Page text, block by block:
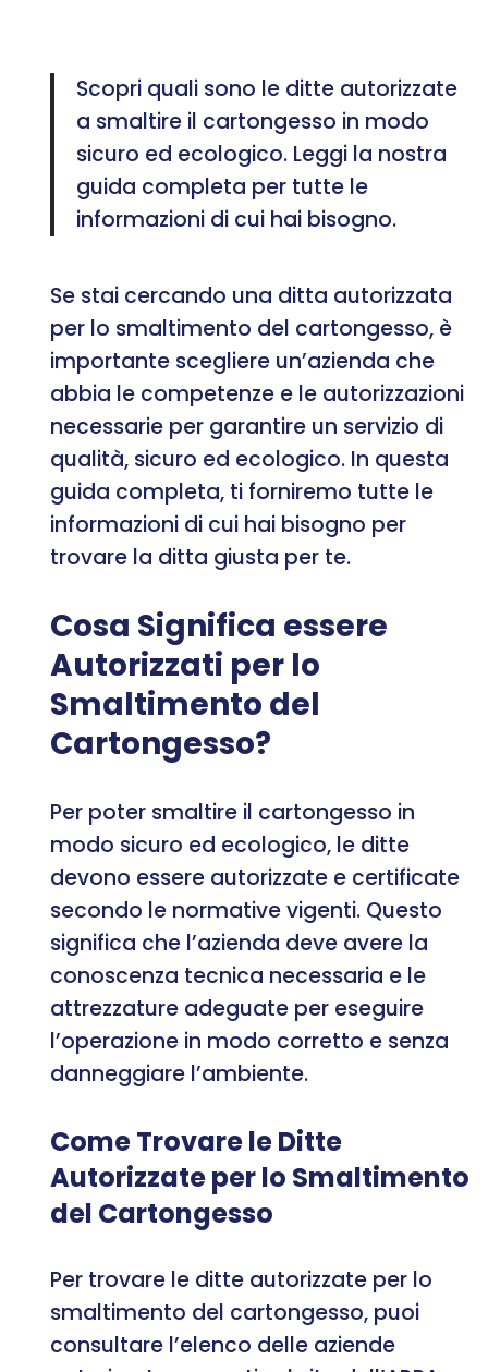
Scopri quali sono le ditte autorizzate
a smaltire il cartongesso in modo
sicuro ed ecologico. Leggi la nostra
guida completa per tutte le
informazioni di cui hai bisogno.
Se stai cercando una ditta autorizzata
per lo smaltimento del cartongesso, è
importante scegliere un’azienda che
abbia le competenze e le autorizzazioni
necessarie per garantire un servizio di
qualità, sicuro ed ecologico. In questa
guida completa, ti forniremo tutte le
informazioni di cui hai bisogno per
trovare la ditta giusta per te.
Cosa Significa essere
Autorizzati per lo
Smaltimento del
Cartongesso?
Per poter smaltire il cartongesso in
modo sicuro ed ecologico, le ditte
devono essere autorizzate e certificate
secondo le normative vigenti. Questo
significa che l’azienda deve avere la
conoscenza tecnica necessaria e le
attrezzature adeguate per eseguire
l’operazione in modo corretto e senza
danneggiare l’ambiente.
Come Trovare le Ditte
Autorizzate per lo Smaltimento
del Cartongesso
Per trovare le ditte autorizzate per lo
smaltimento del cartongesso, puoi
consultare l’elenco delle aziende